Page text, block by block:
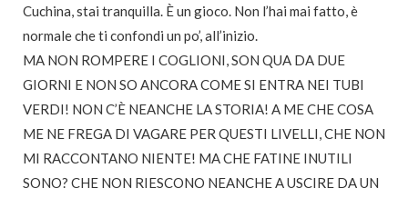
Cuchina, stai tranquilla. È un gioco. Non l’hai mai fatto, è
normale che ti confondi un po’, all’inizio.
MA NON ROMPERE I COGLIONI, SON QUA DA DUE
GIORNI E NON SO ANCORA COME SI ENTRA NEI TUBI
VERDI! NON C’È NEANCHE LA STORIA! A ME CHE COSA
ME NE FREGA DI VAGARE PER QUESTI LIVELLI, CHE NON
MI RACCONTANO NIENTE! MA CHE FATINE INUTILI
SONO? CHE NON RIESCONO NEANCHE A USCIRE DA UN